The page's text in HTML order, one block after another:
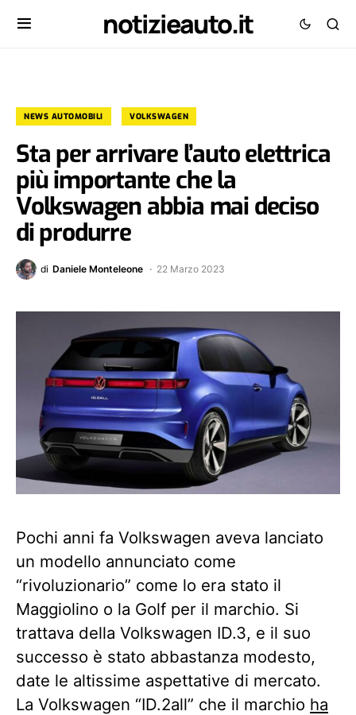
notizieauto.it
NEWS AUTOMOBILI VOLKSWAGEN
Sta per arrivare l’auto elettrica
più importante che la
Volkswagen abbia mai deciso
di produrre
di Daniele Monteleone 22 Marzo 2023
Pochi anni fa Volkswagen aveva lanciato
un modello annunciato come
“rivoluzionario” come lo era stato il
Maggiolino o la Golf per il marchio. Si
trattava della Volkswagen ID.3, e il suo
successo è stato abbastanza modesto,
date le altissime aspettative di mercato.
La Volkswagen “ID.2all” che il marchio ha